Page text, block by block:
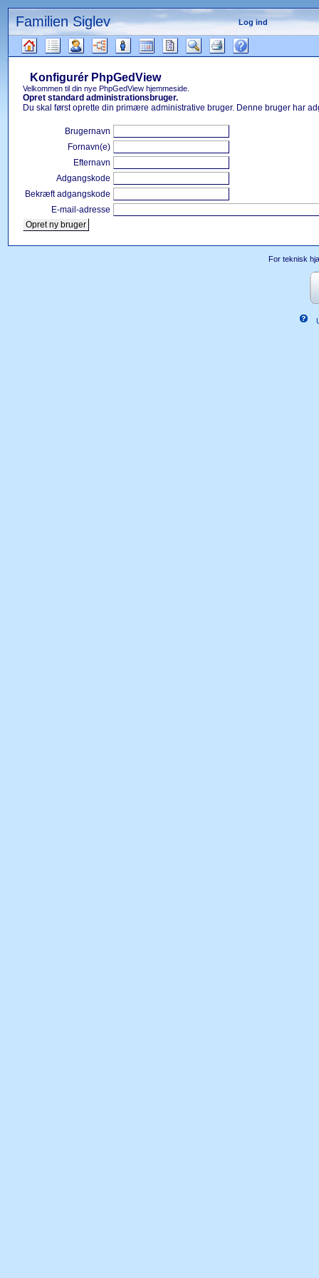
Familien Siglev Log ind
Gå
Læsetips
Konfigurér PhpGedView
Velkommen til din nye PhpGedView hjemmeside.
Opret standard administrationsbruger.
Du skal først oprette din primære administrative bruger. Denne bruger har
Brugernavn
Fornavn(e)
Efternavn
Adgangskode
Bekræft adgangskode
E-mail-adresse
For teknisk